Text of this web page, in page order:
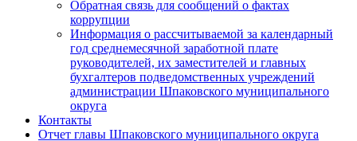
Обратная связь для сообщений о фактах
коррупции
Информация о рассчитываемой за календарный
год среднемесячной заработной плате
руководителей, их заместителей и главных
бухгалтеров подведомственных учреждений
администрации Шпаковского муниципального
округа
Контакты
Отчет главы Шпаковского муниципального округа